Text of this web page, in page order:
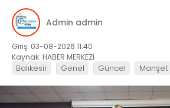
Admin admin
Giriş: 03-08-2026 11:40
Kaynak: HABER MERKEZİ
Balıkesir Genel Güncel Manşet